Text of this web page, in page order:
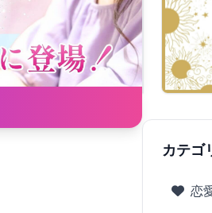
カテゴ
恋